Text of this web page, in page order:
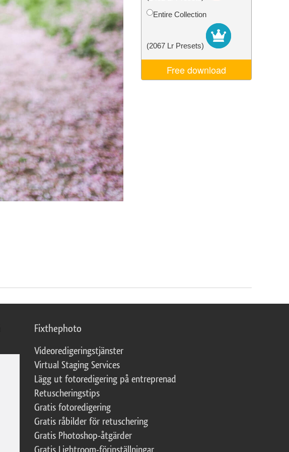
AI-träningsdata Video Editing ServicesEntire Collection
(2067 Lr Presets)
Free download
Fixthephoto
Videoredigeringstjänster
Virtual Staging Services
Lägg ut fotoredigering på entreprenad
Retuscheringstips
Gratis fotoredigering
Gratis råbilder för retuschering
Gratis Photoshop-åtgärder
Gratis Lightroom-förinställningar